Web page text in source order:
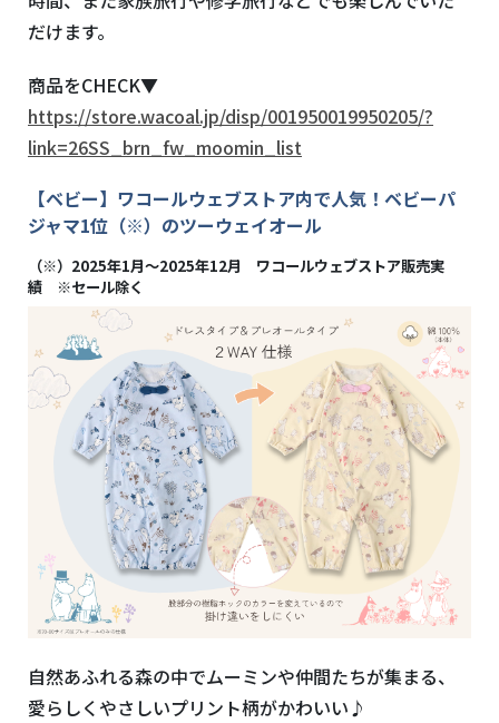
だけます。
商品をCHECK▼
https://store.wacoal.jp/disp/001950019950205/?
link=26SS_brn_fw_moomin_list
【ベビー】ワコールウェブストア内で人気！ベビーパ
ジャマ1位（※）のツーウェイオール
（※）2025年1月〜2025年12月 ワコールウェブストア販売実
績 ※セール除く
自然あふれる森の中でムーミンや仲間たちが集まる、
愛らしくやさしいプリント柄がかわいい♪